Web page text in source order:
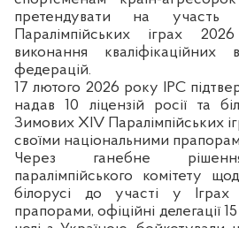
претендувати на
Паралімпійських іграх
виконання кваліфікаційних
федерацій.
17 лютого 2026 року IPC
надав 10 ліцензій росії та
Зимових XIV Паралімпійських
своїми національними
Через ганебне
паралімпійського комітету
білорусі до участі у Іграх
прапорами, офіційні делегації